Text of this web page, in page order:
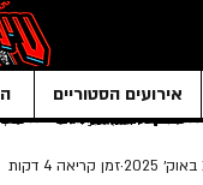
אירועים הסטוריים
זמן קריאה 4 דקות